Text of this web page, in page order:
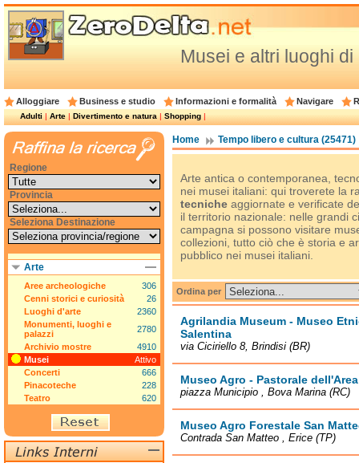
Musei e altri luoghi
Alloggiare Business e studio Informazioni e formalità Navigare
Adulti|Arte|Divertimento e natura|Shopping|
Home Tempo libero e cultura (25471)
Arte antica o contemporanea,
nei musei italiani: qui troverete la
tecniche aggiornate e verificate
il territorio nazionale: nelle grandi
campagna si possono visitare
collezioni, tutto ciò che è storia e
pubblico nei musei italiani.
Ordina per
Agrilandia Museum - Museo
Salentina
via Ciciriello 8, Brindisi (BR)
Museo Agro - Pastorale
piazza Municipio , Bova Marina (RC)
Museo Agro Forestale San
Contrada San Matteo , Erice (TP)
Regione
Provincia
Seleziona Destinazione
Arte
Aree archeologiche
306
Cenni storici e curiosità
26
Luoghi d'arte
2360
Monumenti, luoghi e
palazzi
2780
Archivio mostre
4910
Musei
Attivo
Concerti
666
Pinacoteche
228
Teatro
620